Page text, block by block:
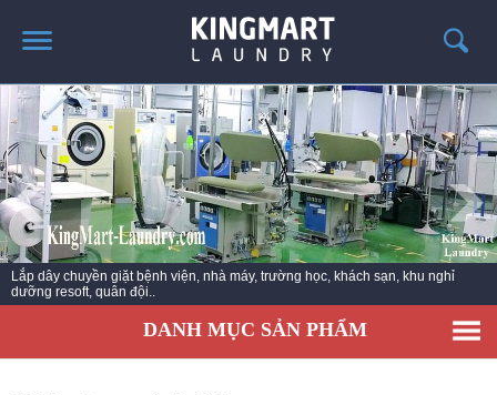
TRANG CHỦ
GIỚI THIỆU
SẢN PHẨM
TIN TỨC GIẶT LÀ
CÔNG TRÌNH TRIỂN KHAI
LIÊN HỆ
Lắp dây chuyền giặt bệnh viện, nhà máy, trường học, khách sạn, khu nghỉ
dưỡng resoft, quân đội..
DANH MỤC SẢN PHẨM